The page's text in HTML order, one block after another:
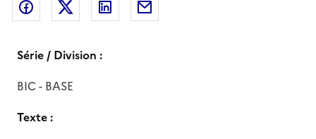
Partager sur Facebook
Partager sur Twitter
Partager sur LinkedIn
Série / Division :
BIC - BASE
Texte :